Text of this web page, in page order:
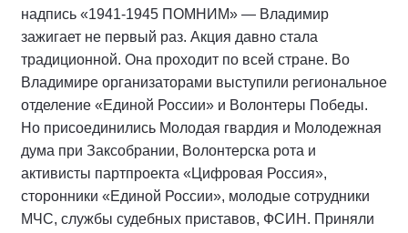
надпись «1941-1945 ПОМНИМ» — Владимир
зажигает не первый раз. Акция давно стала
традиционной. Она проходит по всей стране. Во
Владимире организаторами выступили региональное
отделение «Единой России» и Волонтеры Победы.
Но присоединились Молодая гвардия и Молодежная
дума при Заксобрании, Волонтерска рота и
активисты партпроекта «Цифровая Россия»,
сторонники «Единой России», молодые сотрудники
МЧС, службы судебных приставов, ФСИН. Приняли